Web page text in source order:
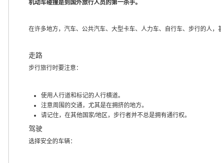
机动车碰撞是到国外旅行人员的第一杀手。
在许多地方，汽车、公共汽车、大型卡车、人力车、自行车、步行的人
走路
步行旅行时要注意：
使用人行道和标记的人行横道。
注意周围的交通，尤其是在拥挤的地方。
请记住，在其他国家/地区，步行者并不总是拥有通行权。
驾驶
选择安全的车辆：